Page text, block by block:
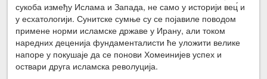
сукоба између Ислама и Запада, не само у историји вец́ и
у есхатологији. Сунитске сумње су се појавиле поводом
примене норми исламске државе у Ирану, али током
наредних деценија фундаменталисти ће уложити велике
напоре у покушаје да се понови Хомеинијев успех и
оствари друга исламска револуција.